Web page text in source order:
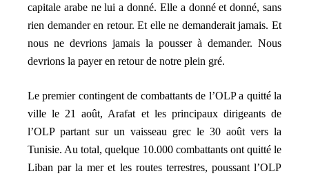
capitale arabe ne lui a donné. Elle a donné et donné, sans
rien demander en retour. Et elle ne demanderait jamais. Et
nous ne devrions jamais la pousser à demander. Nous
devrions la payer en retour de notre plein gré.
Le premier contingent de combattants de l’OLP a quitté la
ville le 21 août, Arafat et les principaux dirigeants de
l’OLP partant sur un vaisseau grec le 30 août vers la
Tunisie. Au total, quelque 10.000 combattants ont quitté le
Liban par la mer et les routes terrestres, poussant l’OLP